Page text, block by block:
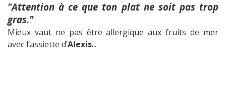
"Attention à ce que ton plat ne soit pas trop
gras."
Mieux vaut ne pas être allergique aux fruits de mer
avec l’assiette d’Alexis...